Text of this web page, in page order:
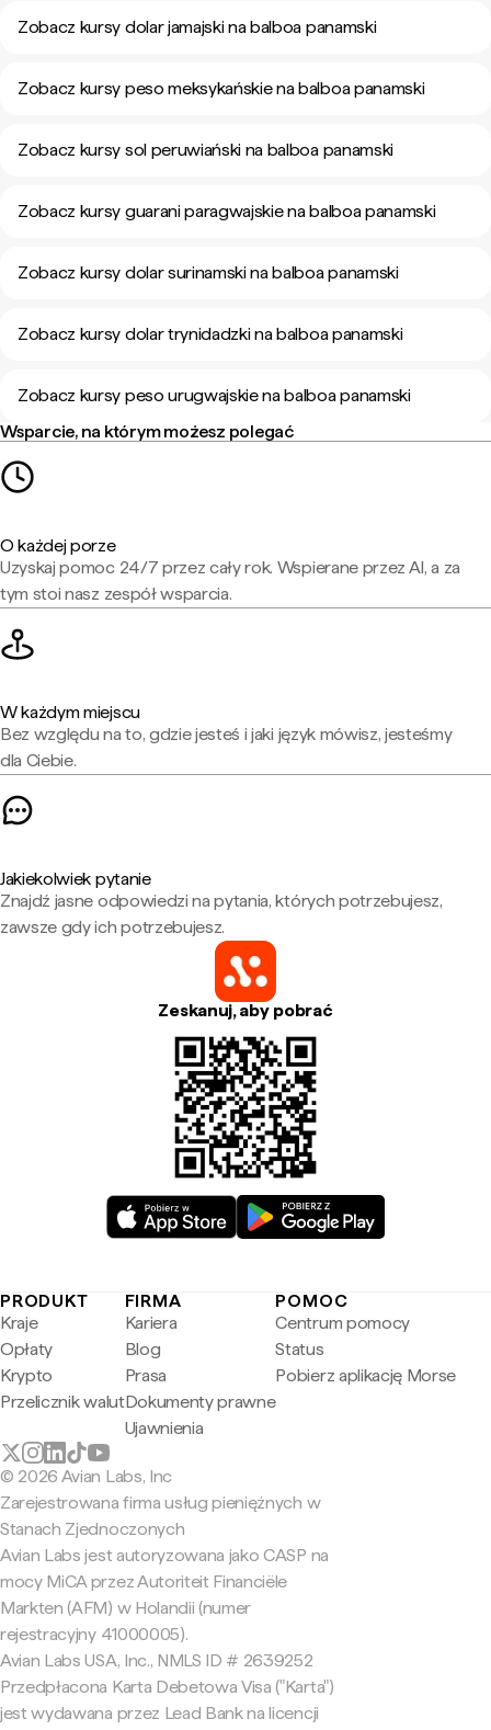
Zobacz kursy dolar jamajski na balboa panamski
Zobacz kursy peso meksykańskie na balboa panamski
Zobacz kursy sol peruwiański na balboa panamski
Zobacz kursy guarani paragwajskie na balboa panamski
Zobacz kursy dolar surinamski na balboa panamski
Zobacz kursy dolar trynidadzki na balboa panamski
Zobacz kursy peso urugwajskie na balboa panamski
Wsparcie, na którym możesz polegać
O każdej porze
Uzyskaj pomoc 24/7 przez cały rok. Wspierane przez AI, a za
tym stoi nasz zespół wsparcia.
W każdym miejscu
Bez względu na to, gdzie jesteś i jaki język mówisz, jesteśmy
dla Ciebie.
Jakiekolwiek pytanie
Znajdź jasne odpowiedzi na pytania, których potrzebujesz,
zawsze gdy ich potrzebujesz.
Zeskanuj, aby pobrać
PRODUKT
Kraje
Opłaty
Krypto
Przelicznik walut
FIRMA
Kariera
Blog
Prasa
Dokumenty prawne
Ujawnienia
POMOC
Centrum pomocy
Status
Pobierz aplikację Morse
© 2026 Avian Labs, Inc
Zarejestrowana firma usług pieniężnych w
Stanach Zjednoczonych
Avian Labs jest autoryzowana jako CASP na
mocy MiCA przez Autoriteit Financiële
Markten (AFM) w Holandii (numer
rejestracyjny 41000005).
Avian Labs USA, Inc., NMLS ID # 2639252
Przedpłacona Karta Debetowa Visa ("Karta")
jest wydawana przez Lead Bank na licencji